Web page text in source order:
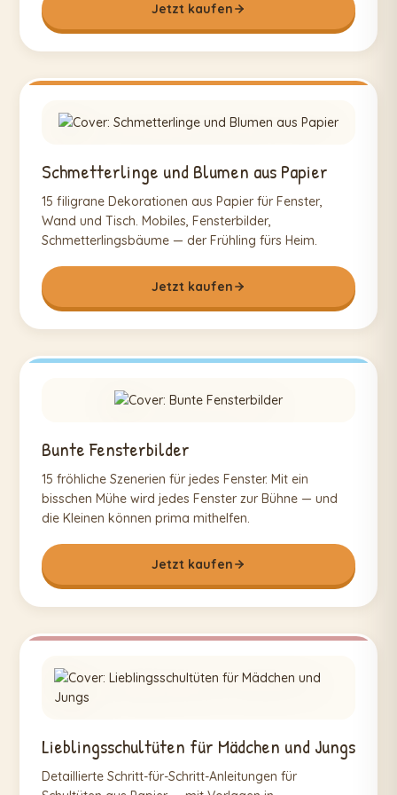
Jetzt kaufen
Schmetterlinge und Blumen aus Papier
15 filigrane Dekorationen aus Papier für Fenster,
Wand und Tisch. Mobiles, Fensterbilder,
Schmetterlingsbäume — der Frühling fürs Heim.
Jetzt kaufen
Bunte Fensterbilder
15 fröhliche Szenerien für jedes Fenster. Mit ein
bisschen Mühe wird jedes Fenster zur Bühne — und
die Kleinen können prima mithelfen.
Jetzt kaufen
Lieblingsschultüten für Mädchen und Jungs
Detaillierte Schritt-für-Schritt-Anleitungen für